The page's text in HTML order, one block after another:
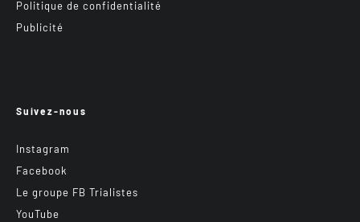
Politique de confidentialité
Publicité
Suivez-nous
Instagram
Facebook
Le groupe FB Trialistes
YouTube